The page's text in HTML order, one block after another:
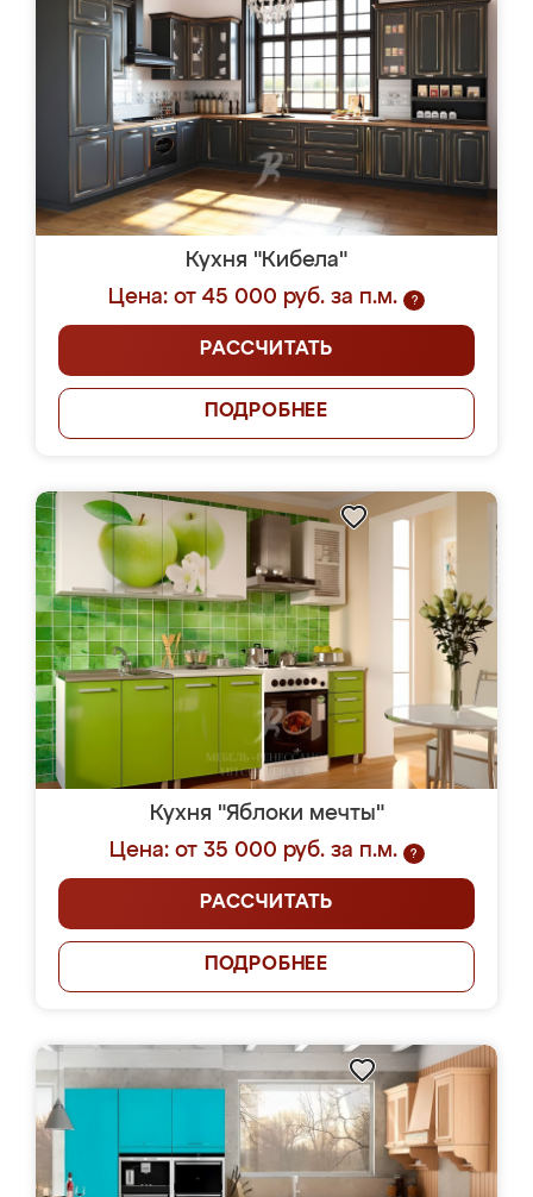
Кухня "Кибела"
Цена: от 45 000 руб. за п.м.
?
РАССЧИТАТЬ
ПОДРОБНЕЕ
Кухня "Яблоки мечты"
Цена: от 35 000 руб. за п.м.
?
РАССЧИТАТЬ
ПОДРОБНЕЕ